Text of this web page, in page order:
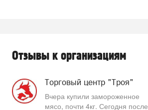
Отзывы к организациям
Торговый центр "Троя"
Вчера купили замороженное
мясо, почти 4кг. Сегодня после